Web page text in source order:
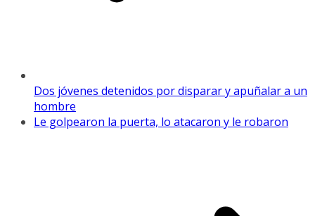
Dos jóvenes detenidos por disparar y apuñalar a un
hombre
Le golpearon la puerta, lo atacaron y le robaron